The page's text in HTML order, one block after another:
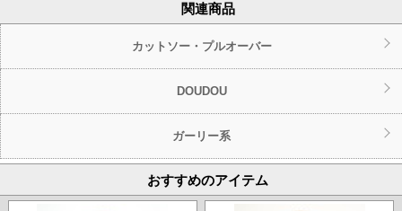
関連商品
カットソー・プルオーバー
DOUDOU
ガーリー系
おすすめのアイテム